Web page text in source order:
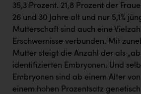
35,3 Prozent. 21,8 Prozent der
26 und 30 Jahre alt und nur 5,1%
Mutterschaft sind auch eine
Erschwernisse verbunden. Mit
Mutter steigt die Anzahl der als
identifizierten Embryonen. Und
Embryonen sind ab einem Alter
einem hohen Prozentsatz